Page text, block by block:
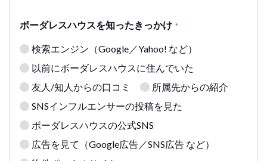
ボーダレスハウスを知ったきっかけ *
検索エンジン（Google／Yahoo! など）
以前にボーダレスハウスに住んでいた
友人/知人からの口コミ
所属先からの紹介
SNSインフルエンサーの投稿を見た
ボーダレスハウスの公式SNS
広告を見て（Google広告／SNS広告 など）